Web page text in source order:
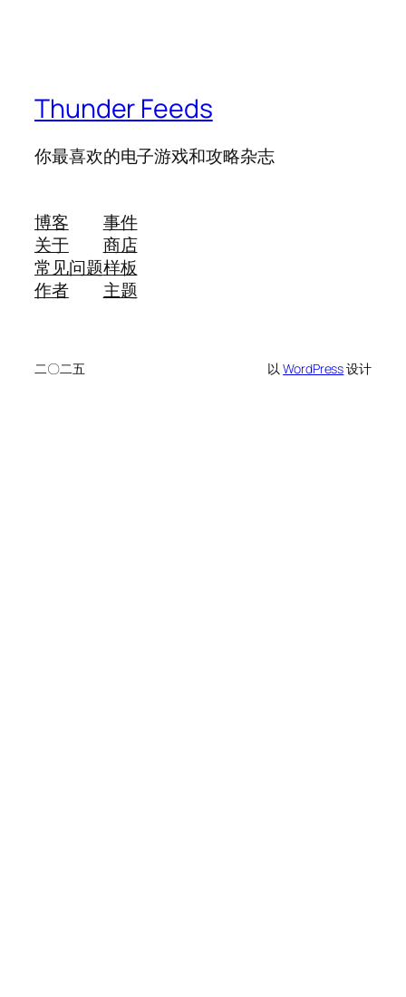
Thunder Feeds
你最喜欢的电子游戏和攻略杂志
博客
关于
常见问题
作者
事件
商店
样板
主题
二〇二五 以WordPress设计